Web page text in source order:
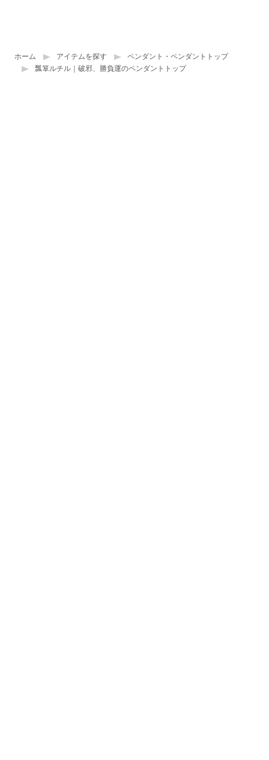
ホーム アイテムを探す
ペンダント・ペンダントトップ
瓢箪ルチル｜破邪、勝負運のペンダントトップ